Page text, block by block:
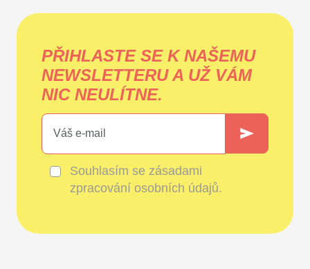
PŘIHLASTE SE K NAŠEMU
NEWSLETTERU A UŽ VÁM
NIC NEULÍTNE.
Souhlasím se zásadami
zpracování osobních údajů.